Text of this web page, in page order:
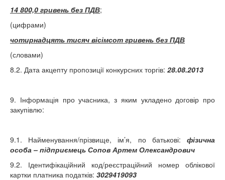
14 800,0 гривень без ПДВ;
(цифрами)
чотирнадцять тисяч вісімсот гривень без ПДВ
(словами)
8.2. Дата акцепту пропозиції конкурсних торгів: 28.08.2013
9. Інформація про учасника, з яким укладено договір про
закупівлю:
9.1. Найменування/прізвище, ім’я, по батькові: фізична
особа – підприємець Сопов Артем Олександрович
9.2. Ідентифікаційний код/реєстраційний номер облікової
картки платника податків: 3029419093